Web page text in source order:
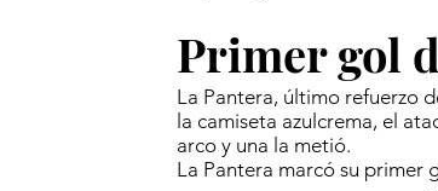
Primer gol
La Pantera, último refuerzo
la camiseta azulcrema, el
arco y una la metió.
La Pantera marcó su primer